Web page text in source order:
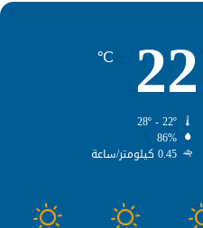
22
℃
86%
0.45 كيلومتر/ساعة